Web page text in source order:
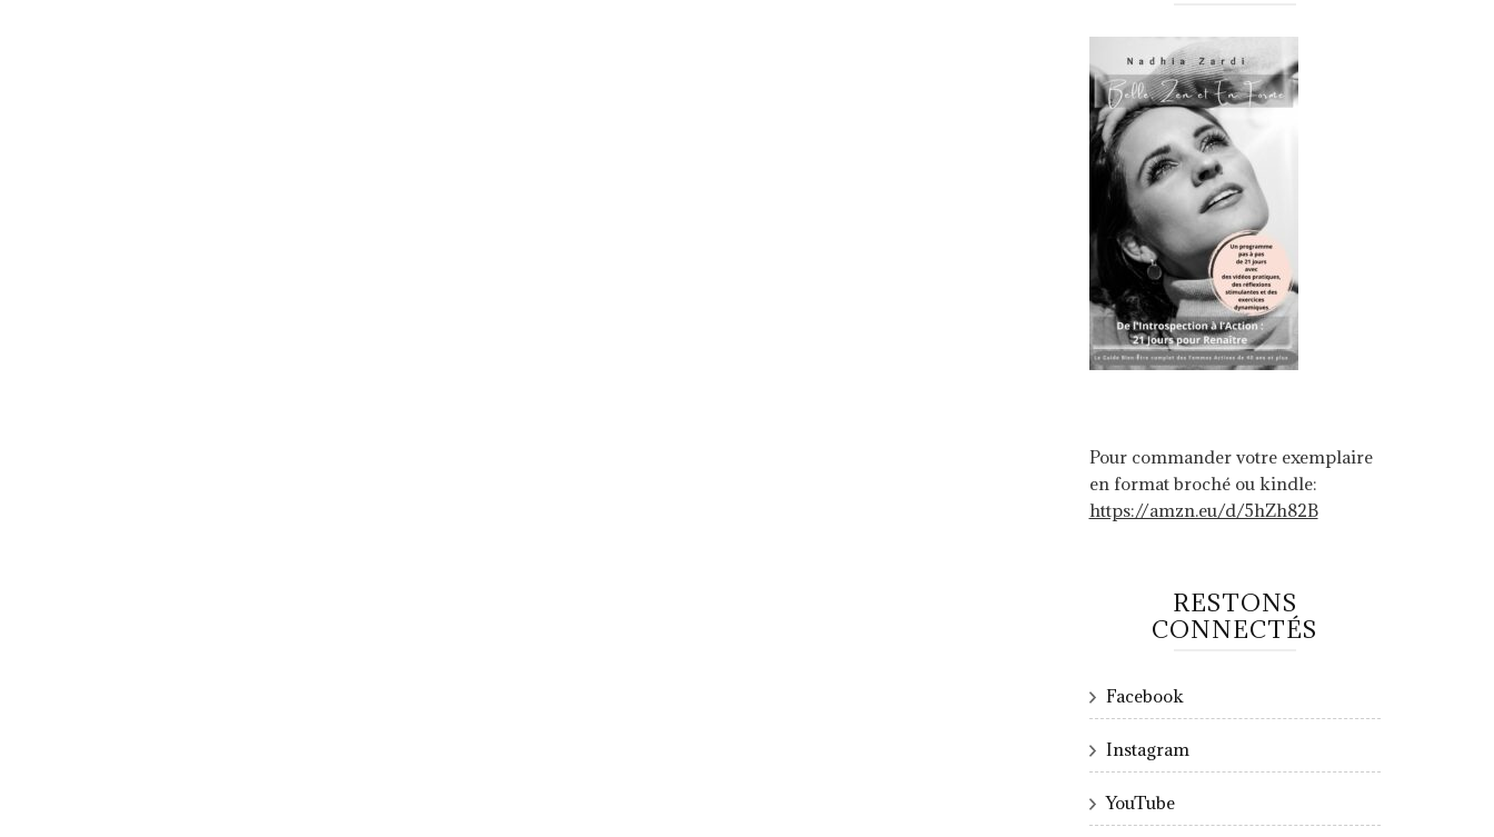
Pour commander votre exemplaire
en format broché ou kindle:
https://amzn.eu/d/5hZh82B
RESTONS
CONNECTÉS
Facebook
Instagram
YouTube